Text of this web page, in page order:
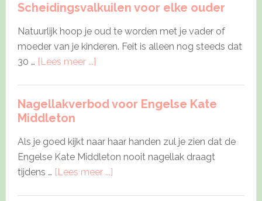
Scheidingsvalkuilen voor elke ouder
Natuurlijk hoop je oud te worden met je vader of
moeder van je kinderen. Feit is alleen nog steeds dat
30 … [Lees meer ...]about
elke
Nagellakverbod voor Engelse Kate
Middleton
Als je goed kijkt naar haar handen zul je zien dat de
Engelse Kate Middleton nooit nagellak draagt
tijdens … [Lees meer ...]about